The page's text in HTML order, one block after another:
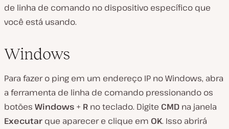
de linha de comando no dispositivo específico que
você está usando.
Windows
Para fazer o ping em um endereço IP no Windows, abra
a ferramenta de linha de comando pressionando os
botões Windows + R no teclado. Digite CMD na janela
Executar que aparecer e clique em OK. Isso abrirá